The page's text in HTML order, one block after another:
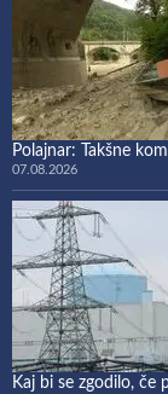
Polajnar: Takšne
07.08.2026
Kaj bi se zgodilo, če